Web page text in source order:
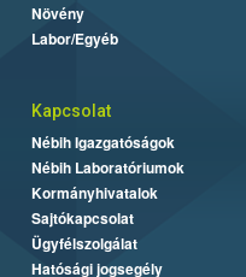
Növény
Labor/Egyéb
Kapcsolat
Nébih Igazgatóságok
Nébih Laboratóriumok
Kormányhivatalok
Sajtókapcsolat
Ügyfélszolgálat
Hatósági jogsegély